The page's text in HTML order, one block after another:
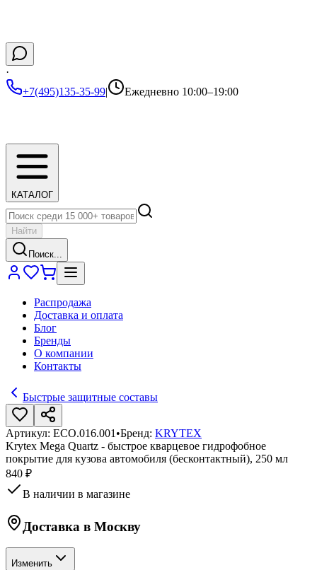
·
+7(495)135-35-99| Ежедневно 10:00–19:00
КАТАЛОГ
Найти
Поиск...
Распродажа
Доставка и оплата
Блог
Бренды
О компании
Контакты
Быстрые защитные составы
Артикул: ECO.016.001 •Бренд: KRYTEX
Krytex Mega Quartz - быстрое кварцевое гидрофобное
покрытие для кузова автомобиля (бесконтактный), 250 мл
840 ₽
В наличии в магазине
Доставка в Москву
Изменить